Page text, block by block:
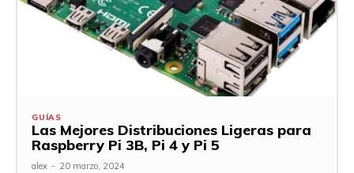
GUÍAS
Las Mejores Distribuciones Ligeras para
Raspberry Pi 3B, Pi 4 y Pi 5
alex - 20 marzo, 2024